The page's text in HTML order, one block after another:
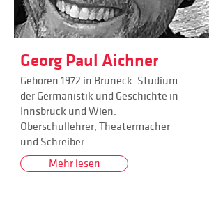
Georg Paul Aichner
Geboren 1972 in Bruneck. Studium
der Germanistik und Geschichte in
Innsbruck und Wien.
Oberschullehrer, Theatermacher
und Schreiber.
Mehr lesen